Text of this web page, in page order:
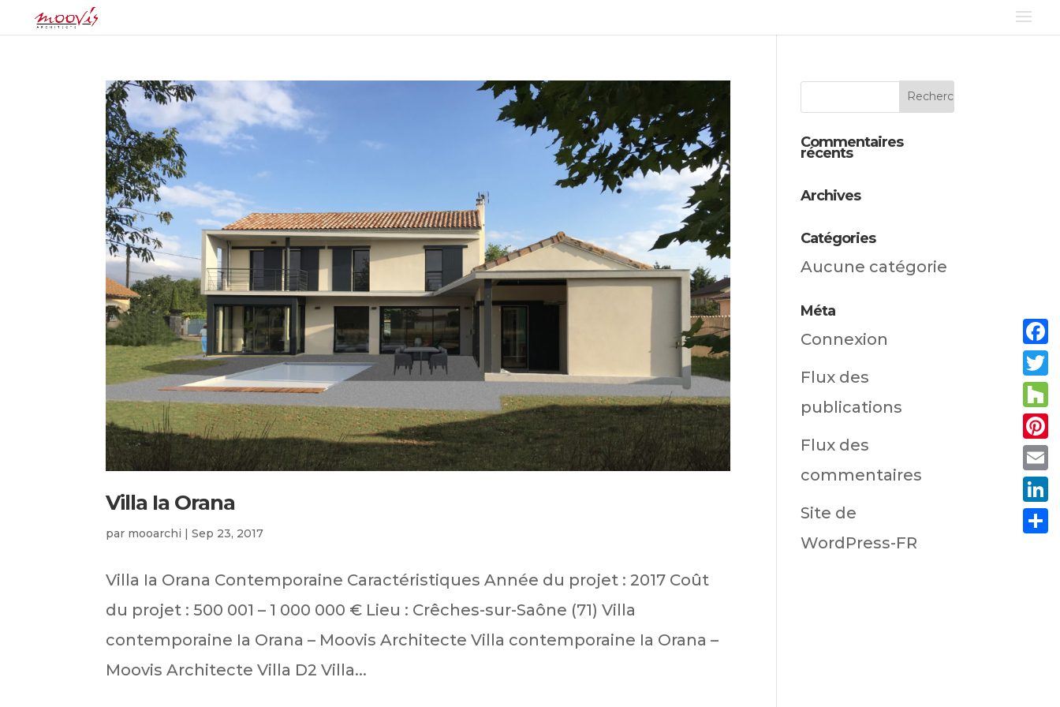
Villa Ia Orana
par mooarchi |Sep 23, 2017
Villa Ia Orana Contemporaine Caractéristiques Année du projet : 2017 Coût
du projet : 500 001 – 1 000 000 € Lieu : Crêches-sur-Saône (71) Villa
contemporaine Ia Orana – Moovis Architecte Villa contemporaine Ia Orana –
Moovis Architecte Villa D2 Villa...
Commentaires
récents
Archives
Catégories
Aucune catégorie
Méta
Connexion
Flux des
publications
Flux des
commentaires
Site de
WordPress-FR